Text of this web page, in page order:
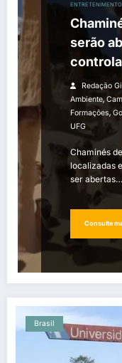
ENTRETENIMENTO
serão
Redação
Ambiente,
Formações,
UFG
Chaminés
localizadas
ser abertas…
Consulte
Brasil